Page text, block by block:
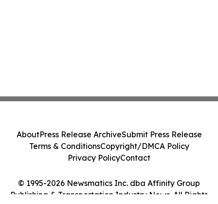
© 1995-2026 Newsmatics Inc. dba Affinity Group
Publishing & Transportation Industry News. All Rights
AboutPress Release ArchiveSubmit Press Release
Terms & ConditionsCopyright/DMCA Policy
Privacy PolicyContact